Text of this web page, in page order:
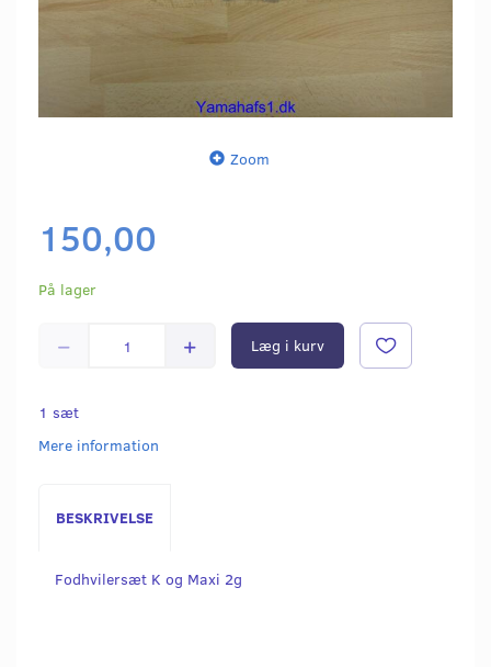
Zoom
150,00
På lager
Læg i kurv
1 sæt
Mere information
BESKRIVELSE
Fodhvilersæt K og Maxi 2g